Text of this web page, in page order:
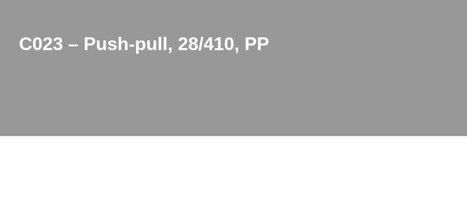
C023 – Push-pull, 28/410, PP